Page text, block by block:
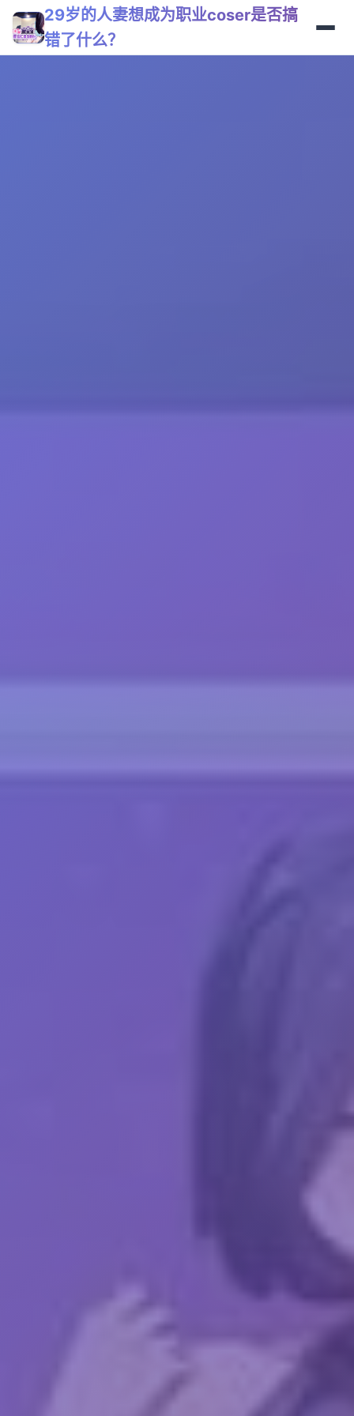
29岁的人妻想成为职业coser是否搞
错了什么？